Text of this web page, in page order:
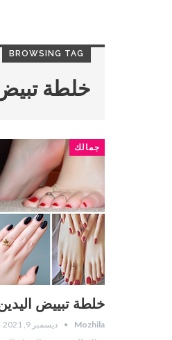
BROWSING TAG
خلطة
جمالك
خلطة تبييض
Mozhila ديسمبر 9, 2021